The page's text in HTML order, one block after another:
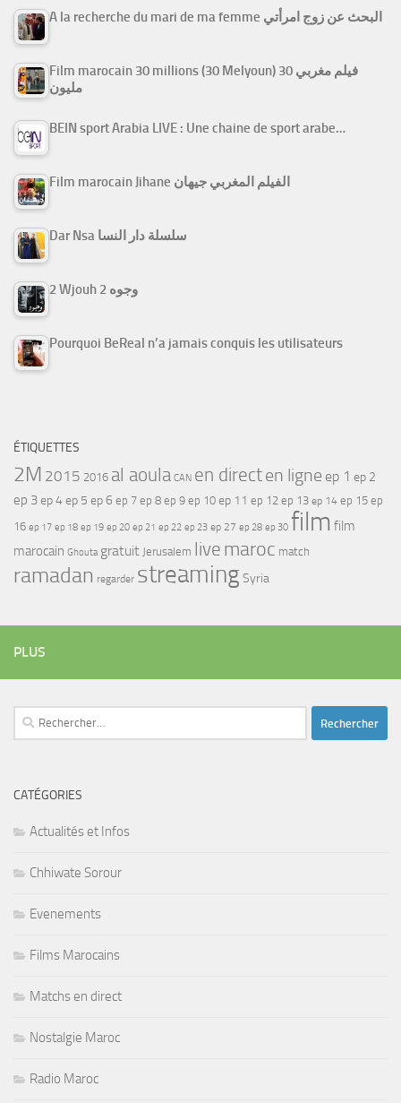
A la recherche du mari de ma femme البحث عن زوج امرأتي
Film marocain 30 millions (30 Melyoun) فيلم مغربي 30
مليون
BEIN sport Arabia LIVE : Une chaine de sport arabe…
Film marocain Jihane الفيلم المغربي جيهان
Dar Nsa سلسلة دار النسا
2 Wjouh 2 وجوه
Pourquoi BeReal n’a jamais conquis les utilisateurs
ÉTIQUETTES
2M 2015 2016 al aoula CAN en directen ligne ep 1 ep 2
ep 3ep 4ep 5 ep 6 ep 7 ep 8 ep 9 ep 10 ep 11 ep 12 ep 13 ep 14 ep 15 ep
16 ep 17 ep 18 ep 19 ep 20 ep 21 ep 22 ep 23 ep 27 ep 28 ep 30 film film
marocain Ghouta gratuit Jerusalem live maroc match
ramadan regarder streamingSyria
PLUS
Rechercher :
CATÉGORIES
Actualités et Infos
Chhiwate Sorour
Evenements
Films Marocains
Matchs en direct
Nostalgie Maroc
Radio Maroc